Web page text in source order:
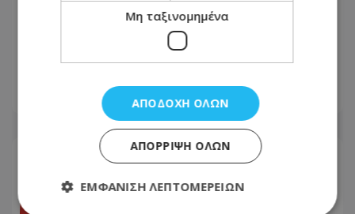
Στη γειτονιά των αγγέλων ο Ανδρέας
Δημητρίου – Πότε θα γίνει η κηδεία –
Δείτε φωτογραφία του
09.08.2026 - 10:17
Μη ταξινομημένα
ΑΠΟΔΟΧΉ ΌΛΩΝ
ΑΠΌΡΡΙΨΗ ΌΛΩΝ
ΕΜΦΆΝΙΣΗ ΛΕΠΤΟΜΕΡΕΙΏΝ